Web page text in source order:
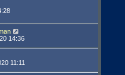
14:36
11:11